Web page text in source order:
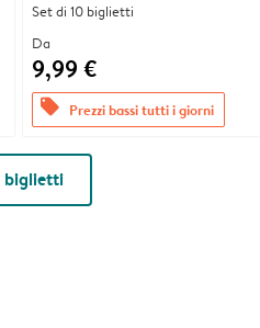
Set di 10 biglietti
Da
9,99 €
offers Prezzi bassi tutti i giorni